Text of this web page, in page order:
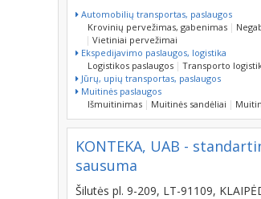
Automobilių transportas, paslaugos
Krovinių pervežimas, gabenimas
Vietiniai pervežimai
Ekspedijavimo paslaugos, logistika
Logistikos paslaugos
Transporto
Jūrų, upių transportas, paslaugos
Muitinės paslaugos
Išmuitinimas
Muitinės sandėliai
KONTEKA, UAB -
sausuma
Šilutės pl. 9-209, LT-91109,